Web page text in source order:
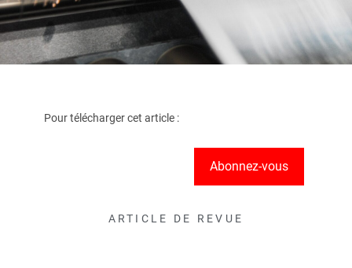
Pour télécharger cet article :
Abonnez-vous
ARTICLE DE REVUE